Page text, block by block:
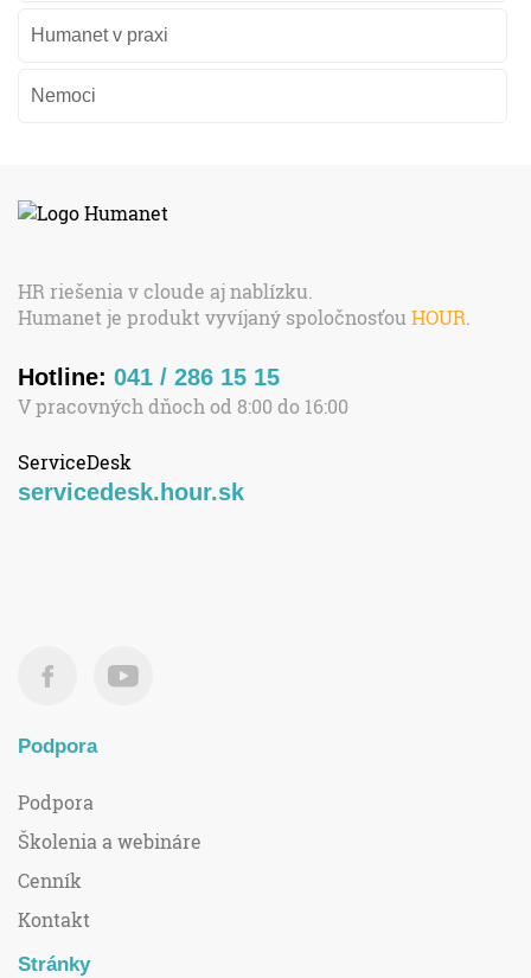
Humanet v praxi
Nemoci
HR riešenia v cloude aj nablízku.
Humanet je produkt vyvíjaný spoločnosťou HOUR.
Hotline: 041 / 286 15 15
V pracovných dňoch od 8:00 do 16:00
ServiceDesk
servicedesk.hour.sk
Podpora
Podpora
Školenia a webináre
Cenník
Kontakt
Stránky